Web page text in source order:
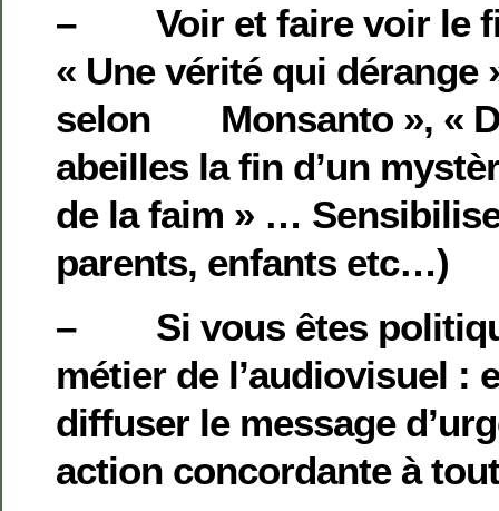
– Voir et faire voir le
« Une vérité qui dérange
selon Monsanto », «
abeilles la fin d’un
de la faim » …
parents, enfants etc…)
– Si vous êtes
métier de l’audiovisuel :
diffuser le message
action concordante à